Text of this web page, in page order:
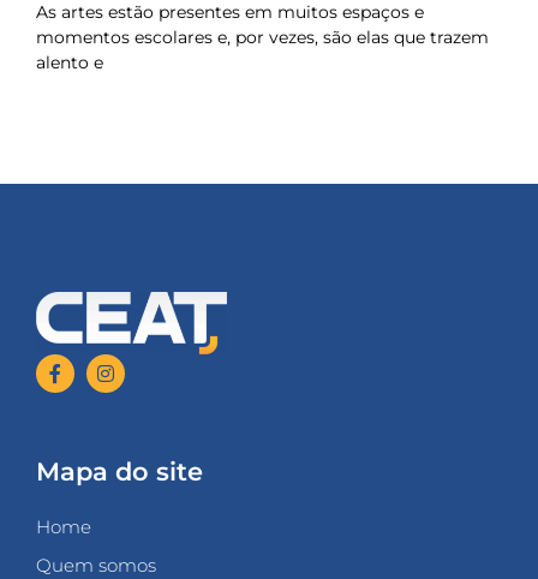
As artes estão presentes em muitos espaços e
momentos escolares e, por vezes, são elas que trazem
alento e
Mapa do site
Home
Quem somos